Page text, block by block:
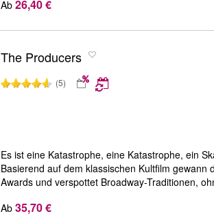
Ab 26,40 €
The Producers
(5)
Es ist eine Katastrophe, eine Katastrophe, ein
Basierend auf dem klassischen Kultfilm
Awards und verspottet Broadway-Traditionen,
Ab 35,70 €